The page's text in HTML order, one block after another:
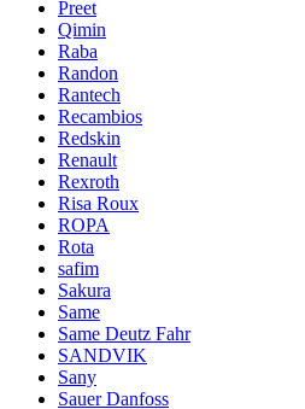
Preet
Qimin
Raba
Randon
Rantech
Recambios
Redskin
Renault
Rexroth
Risa Roux
ROPA
Rota
safim
Sakura
Same
Same Deutz Fahr
SANDVIK
Sany
Sauer Danfoss